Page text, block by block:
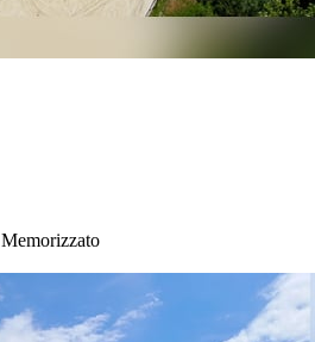
Memorizzato